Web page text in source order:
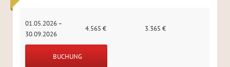
01.05.2026 –
30.09.2026
4.565 € 3.365 €
BUCHUNG